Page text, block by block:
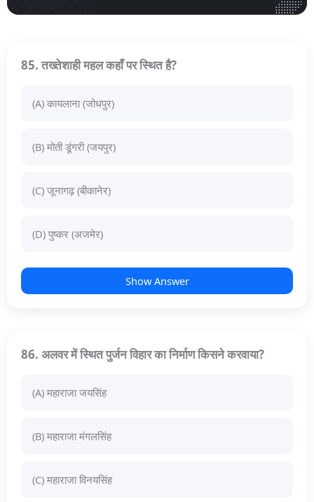
85. तख्तेशाही महल कहाँ पर स्थित है?
(A) कायलाना (जोधपुर)
(B) मोती डूंगरी (जयपुर)
(C) जूनागढ़ (बीकानेर)
(D) पुष्कर (अजमेर)
Show Answer
86. अलवर में स्थित पुर्जन विहार का निर्माण किसने करवाया?
(A) महाराजा जयसिंह
(B) महाराजा मंगलसिंह
(C) महाराजा विनयसिंह